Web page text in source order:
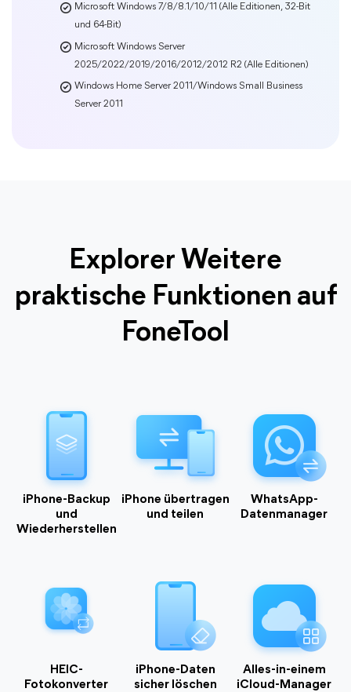
*.MP3 *.M4A *.M4R *.WMA *.WAV *.RM *.MDI *.MKV *.FLAC
*.WEBM *.AAC *.MP4 *.FLV *.RMVB *.MOV *.F4V *.MTV
*.SWF *.AVI *.OGG *.APE
Unterstützt die neueste iOS-Version
iPhone 4 bis iPhone 17
Kompatibel mit allen Windows-PCs
Microsoft Windows 7/8/8.1/10/11 (Alle Editionen, 32-Bit
Microsoft Windows Server
Explorer Weitere
praktische Funktionen auf
FoneTool
iPhone-Backup
und
Wiederherstellen
iPhone übertragen
und teilen
WhatsApp-
Datenmanager
HEIC-
Fotokonverter
iPhone-Daten
sicher löschen
Alles-in-einem
iCloud-Manager